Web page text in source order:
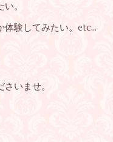
。
体験してみたい。etc…
いませ。